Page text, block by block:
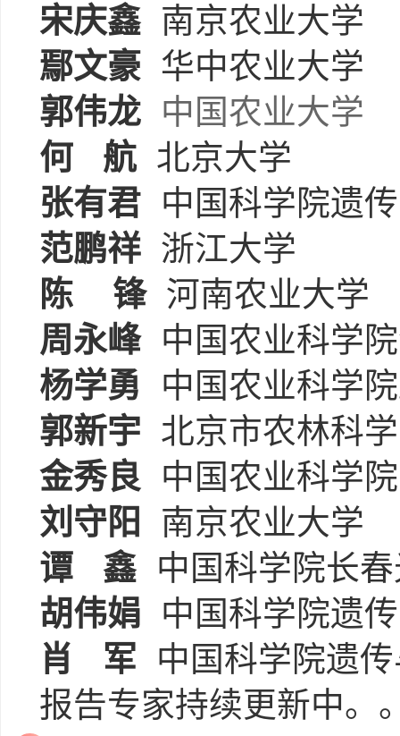
宋庆鑫 南京农业大学
鄢文豪 华中农业大学
郭伟龙 中国农业大学
何
航 北京大学
张有君 中国科学院遗
范鹏祥 浙江大学
陈
锋 河南农业大学
周永峰 中国农业科学
杨学勇 中国农业科学
郭新宇 北京市农林科
金秀良 中国农业科学
刘守阳 南京农业大学
谭
鑫 中国科学院长
胡伟娟 中国科学院遗
肖
军 中国科学院遗
报告专家持续更新中。